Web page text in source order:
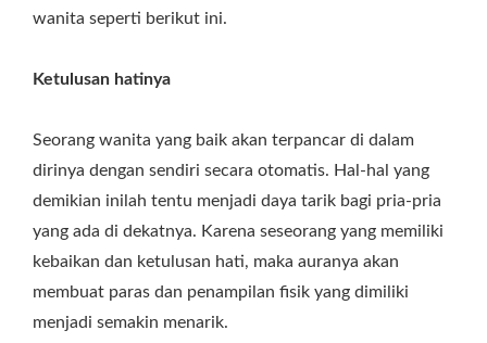
wanita seperti berikut ini.
Ketulusan hatinya
Seorang wanita yang baik akan terpancar di dalam
dirinya dengan sendiri secara otomatis. Hal-hal yang
demikian inilah tentu menjadi daya tarik bagi pria-pria
yang ada di dekatnya. Karena seseorang yang memiliki
kebaikan dan ketulusan hati, maka auranya akan
membuat paras dan penampilan fisik yang dimiliki
menjadi semakin menarik.